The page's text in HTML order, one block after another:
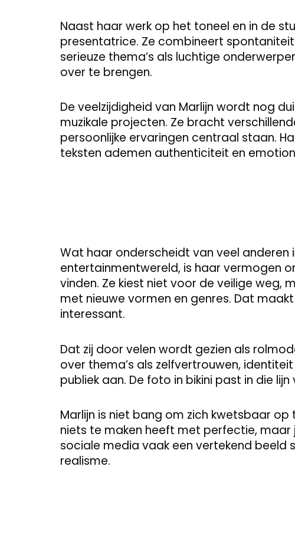
Naast haar werk op het toneel en in de
presentatrice. Ze combineert
serieuze thema’s als luchtige
over te brengen.
De veelzijdigheid van Marlijn wordt nog
muzikale projecten. Ze bracht
persoonlijke ervaringen centraal staan.
teksten ademen authenticiteit en
Wat haar onderscheidt van veel anderen
entertainmentwereld, is haar vermogen
vinden. Ze kiest niet voor de veilige weg,
met nieuwe vormen en genres. Dat
interessant.
Dat zij door velen wordt gezien als
over thema’s als zelfvertrouwen,
publiek aan. De foto in bikini past in die
Marlijn is niet bang om zich kwetsbaar
niets te maken heeft met perfectie, maar
sociale media vaak een vertekend beeld
realisme.